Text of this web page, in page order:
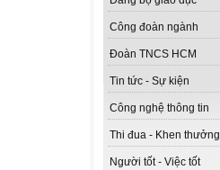
Công đoàn ngành
Đoàn TNCS HCM
Tin tức - Sự kiện
Công nghệ thông tin
Thi đua - Khen thưởng
Người tốt - Việc tốt